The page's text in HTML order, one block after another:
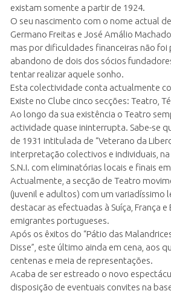
existam somente a partir de 1924.
O seu nascimento com o nome actual
Germano Freitas e José Amálio
mas por dificuldades financeiras não
abandono de dois dos sócios
tentar realizar aquele sonho.
Esta colectividade conta actualmente
Existe no Clube cinco secções: Teatro,
Ao longo da sua existência o Teatro
actividade quase ininterrupta. Sabe-se
de 1931 intitulada de “Veterano da
interpretação colectivos e individuais,
S.N.I. com eliminatórias locais e finais
Actualmente, a secção de Teatro
(juvenil e adultos) com um variadíssimo
destacar as efectuadas à Suíça, França
emigrantes portugueses.
Após os êxitos do “Pátio das
Disse”, este último ainda em cena, aos
centenas e meia de representações.
Acaba de ser estreado o novo
disposição de eventuais convites na